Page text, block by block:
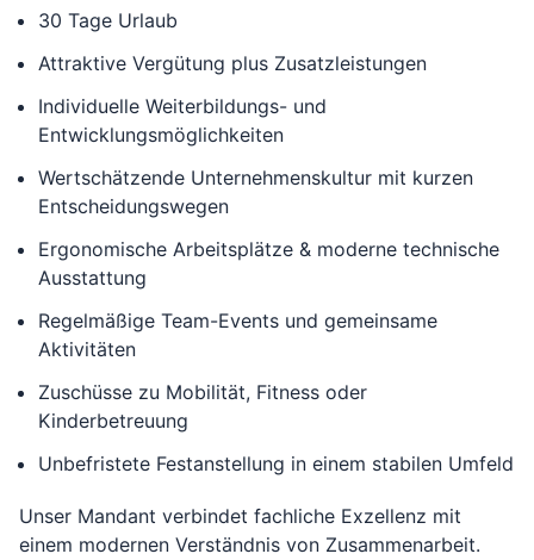
30 Tage Urlaub
Attraktive Vergütung plus Zusatzleistungen
Individuelle Weiterbildungs- und
Entwicklungsmöglichkeiten
Wertschätzende Unternehmenskultur mit kurzen
Entscheidungswegen
Ergonomische Arbeitsplätze & moderne technische
Ausstattung
Regelmäßige Team-Events und gemeinsame
Aktivitäten
Zuschüsse zu Mobilität, Fitness oder
Kinderbetreuung
Unbefristete Festanstellung in einem stabilen Umfeld
Unser Mandant verbindet fachliche Exzellenz mit
einem modernen Verständnis von Zusammenarbeit.